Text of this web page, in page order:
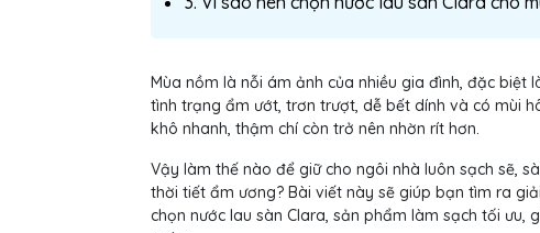
Mùa nồm là nỗi ám ảnh của nhiều gia đình, đặc biệt
tình trạng ẩm ướt, trơn trượt, dễ bết dính và có mùi
khô nhanh, thậm chí còn trở nên nhờn rít hơn.
Vậy làm thế nào để giữ cho ngôi nhà luôn sạch sẽ,
thời tiết ẩm ương? Bài viết này sẽ giúp bạn tìm ra
chọn nước lau sàn Clara, sản phẩm làm sạch tối